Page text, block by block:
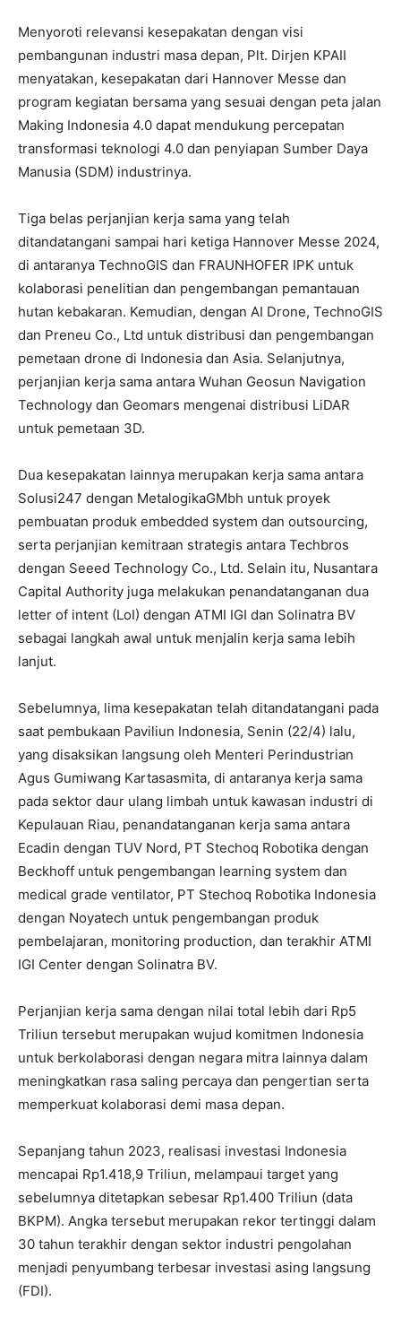
Menyoroti relevansi kesepakatan dengan visi
pembangunan industri masa depan, Plt. Dirjen KPAII
menyatakan, kesepakatan dari Hannover Messe dan
program kegiatan bersama yang sesuai dengan peta jalan
Making Indonesia 4.0 dapat mendukung percepatan
transformasi teknologi 4.0 dan penyiapan Sumber Daya
Manusia (SDM) industrinya.
Tiga belas perjanjian kerja sama yang telah
ditandatangani sampai hari ketiga Hannover Messe 2024,
di antaranya TechnoGIS dan FRAUNHOFER IPK untuk
kolaborasi penelitian dan pengembangan pemantauan
hutan kebakaran. Kemudian, dengan AI Drone, TechnoGIS
dan Preneu Co., Ltd untuk distribusi dan pengembangan
pemetaan drone di Indonesia dan Asia. Selanjutnya,
perjanjian kerja sama antara Wuhan Geosun Navigation
Technology dan Geomars mengenai distribusi LiDAR
untuk pemetaan 3D.
Dua kesepakatan lainnya merupakan kerja sama antara
Solusi247 dengan MetalogikaGMbh untuk proyek
pembuatan produk embedded system dan outsourcing,
serta perjanjian kemitraan strategis antara Techbros
dengan Seeed Technology Co., Ltd. Selain itu, Nusantara
Capital Authority juga melakukan penandatanganan dua
letter of intent (LoI) dengan ATMI IGI dan Solinatra BV
sebagai langkah awal untuk menjalin kerja sama lebih
lanjut.
Sebelumnya, lima kesepakatan telah ditandatangani pada
saat pembukaan Paviliun Indonesia, Senin (22/4) lalu,
yang disaksikan langsung oleh Menteri Perindustrian
Agus Gumiwang Kartasasmita, di antaranya kerja sama
pada sektor daur ulang limbah untuk kawasan industri di
Kepulauan Riau, penandatanganan kerja sama antara
Ecadin dengan TUV Nord, PT Stechoq Robotika dengan
Beckhoff untuk pengembangan learning system dan
medical grade ventilator, PT Stechoq Robotika Indonesia
dengan Noyatech untuk pengembangan produk
pembelajaran, monitoring production, dan terakhir ATMI
IGI Center dengan Solinatra BV.
Perjanjian kerja sama dengan nilai total lebih dari Rp5
Triliun tersebut merupakan wujud komitmen Indonesia
untuk berkolaborasi dengan negara mitra lainnya dalam
meningkatkan rasa saling percaya dan pengertian serta
memperkuat kolaborasi demi masa depan.
Sepanjang tahun 2023, realisasi investasi Indonesia
mencapai Rp1.418,9 Triliun, melampaui target yang
sebelumnya ditetapkan sebesar Rp1.400 Triliun (data
BKPM). Angka tersebut merupakan rekor tertinggi dalam
30 tahun terakhir dengan sektor industri pengolahan
menjadi penyumbang terbesar investasi asing langsung
(FDI).